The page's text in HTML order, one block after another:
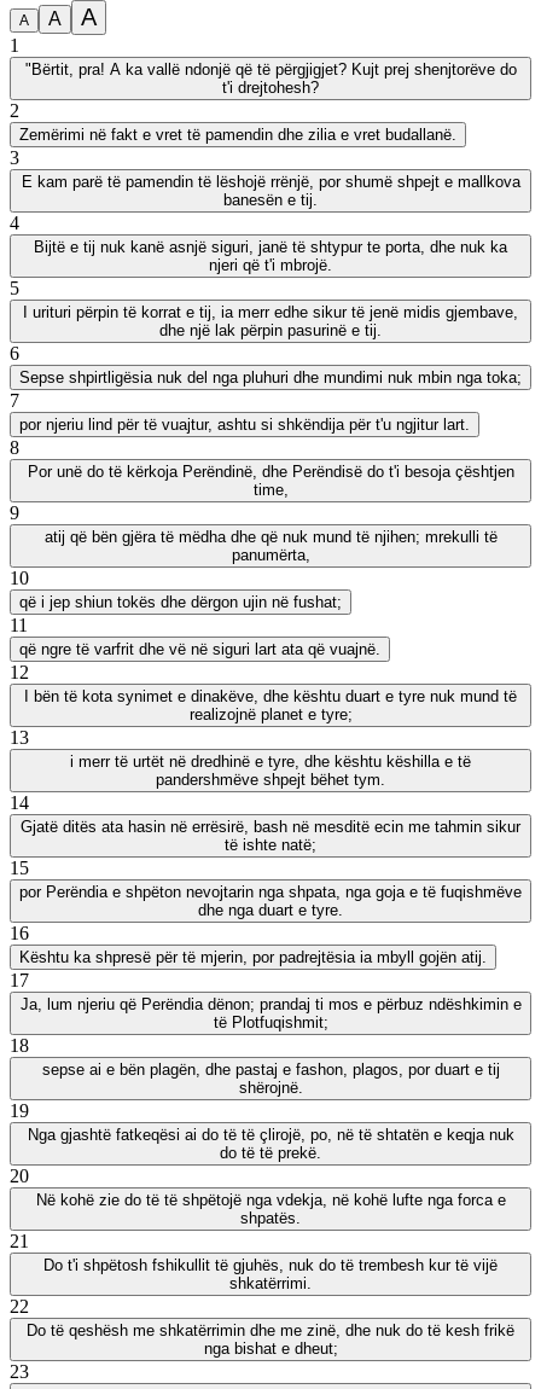
A A A
1
"Bërtit, pra! A ka vallë ndonjë që të përgjigjet? Kujt prej shenjtorëve do
t'i drejtohesh?
2
Zemërimi në fakt e vret të pamendin dhe zilia e vret budallanë.
3
E kam parë të pamendin të lëshojë rrënjë, por shumë shpejt e mallkova
banesën e tij.
4
Bijtë e tij nuk kanë asnjë siguri, janë të shtypur te porta, dhe nuk ka
njeri që t'i mbrojë.
5
I urituri përpin të korrat e tij, ia merr edhe sikur të jenë midis gjembave,
dhe një lak përpin pasurinë e tij.
6
Sepse shpirtligësia nuk del nga pluhuri dhe mundimi nuk mbin nga toka;
7
por njeriu lind për të vuajtur, ashtu si shkëndija për t'u ngjitur lart.
8
Por unë do të kërkoja Perëndinë, dhe Perëndisë do t'i besoja çështjen
time,
9
atij që bën gjëra të mëdha dhe që nuk mund të njihen; mrekulli të
panumërta,
10
që i jep shiun tokës dhe dërgon ujin në fushat;
11
që ngre të varfrit dhe vë në siguri lart ata që vuajnë.
12
I bën të kota synimet e dinakëve, dhe kështu duart e tyre nuk mund të
realizojnë planet e tyre;
13
i merr të urtët në dredhinë e tyre, dhe kështu këshilla e të
pandershmëve shpejt bëhet tym.
14
Gjatë ditës ata hasin në errësirë, bash në mesditë ecin me tahmin sikur
të ishte natë;
15
por Perëndia e shpëton nevojtarin nga shpata, nga goja e të fuqishmëve
dhe nga duart e tyre.
16
Kështu ka shpresë për të mjerin, por padrejtësia ia mbyll gojën atij.
17
Ja, lum njeriu që Perëndia dënon; prandaj ti mos e përbuz ndëshkimin e
të Plotfuqishmit;
18
sepse ai e bën plagën, dhe pastaj e fashon, plagos, por duart e tij
shërojnë.
19
Nga gjashtë fatkeqësi ai do të të çlirojë, po, në të shtatën e keqja nuk
do të të prekë.
20
Në kohë zie do të të shpëtojë nga vdekja, në kohë lufte nga forca e
shpatës.
21
Do t'i shpëtosh fshikullit të gjuhës, nuk do të trembesh kur të vijë
shkatërrimi.
22
Do të qeshësh me shkatërrimin dhe me zinë, dhe nuk do të kesh frikë
nga bishat e dheut;
23